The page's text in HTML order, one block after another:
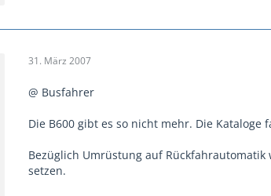
31. März 2007
@ Busfahrer
Die B600 gibt es so nicht mehr. Die Kataloge
Bezüglich Umrüstung auf
setzen.